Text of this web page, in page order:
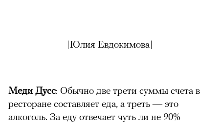
|Юлия Евдокимова|
Меди Дусс: Обычно две трети суммы счета в
ресторане составляет еда, а треть — это
алкоголь. За еду отвечает чуть ли не 90%